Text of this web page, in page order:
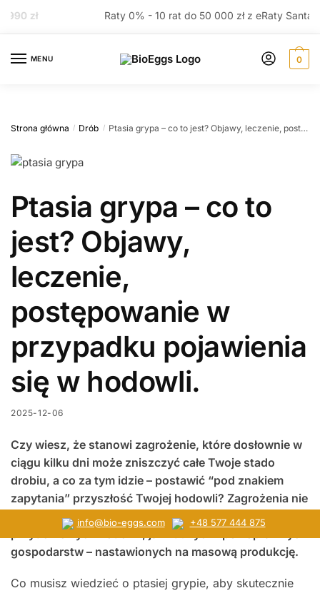
Raty 0% - 10 rat do 50 000 zł z eRaty Santander!
MENU 0
info@bio-eggs.com +48 577 444 875
Strona główna / Drób / Ptasia grypa – co to jest? Objawy, leczenie, postępowanie w przypadku pojawienia się w hodowli.
Ptasia grypa – co to
jest? Objawy,
leczenie,
postępowanie w
przypadku pojawienia
się w hodowli.
2025-12-06
Czy wiesz, że stanowi zagrożenie, które dosłownie w
ciągu kilku dni może zniszczyć całe Twoje stado
drobiu, a co za tym idzie – postawić “pod znakiem
zapytania” przyszłość Twojej hodowli? Zagrożenia nie
warto bagatelizować, bo dotyczy zarówno niewielkich
przydomowych hodowli, jak i dużych i pełnoprawnych
gospodarstw – nastawionych na masową produkcję.
Co musisz wiedzieć o ptasiej grypie, aby skutecznie